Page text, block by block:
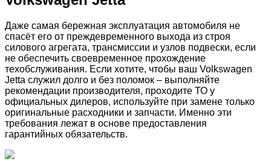
Даже самая бережная эксплуатация автомобиля не
спасёт его от преждевременного выхода из строя
силового агрегата, трансмиссии и узлов подвески, если
не обеспечить своевременное прохождение
техобслуживания. Если хотите, чтобы ваш Volkswagen
Jetta служил долго и без поломок – выполняйте
рекомендации производителя, проходите ТО у
официальных дилеров, используйте при замене только
оригинальные расходники и запчасти. Именно эти
требования лежат в основе предоставления
гарантийных обязательств.